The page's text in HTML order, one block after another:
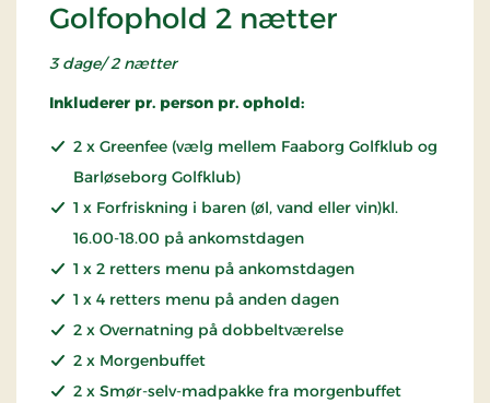
Golfophold 2 nætter
3 dage/ 2 nætter
Inkluderer pr. person pr. ophold:
2 x Greenfee (vælg mellem Faaborg Golfklub og
Barløseborg Golfklub)
1 x Forfriskning i baren (øl, vand eller vin)kl.
16.00-18.00 på ankomstdagen
1 x 2 retters menu på ankomstdagen
1 x 4 retters menu på anden dagen
2 x Overnatning på dobbeltværelse
2 x Morgenbuffet
2 x Smør-selv-madpakke fra morgenbuffet